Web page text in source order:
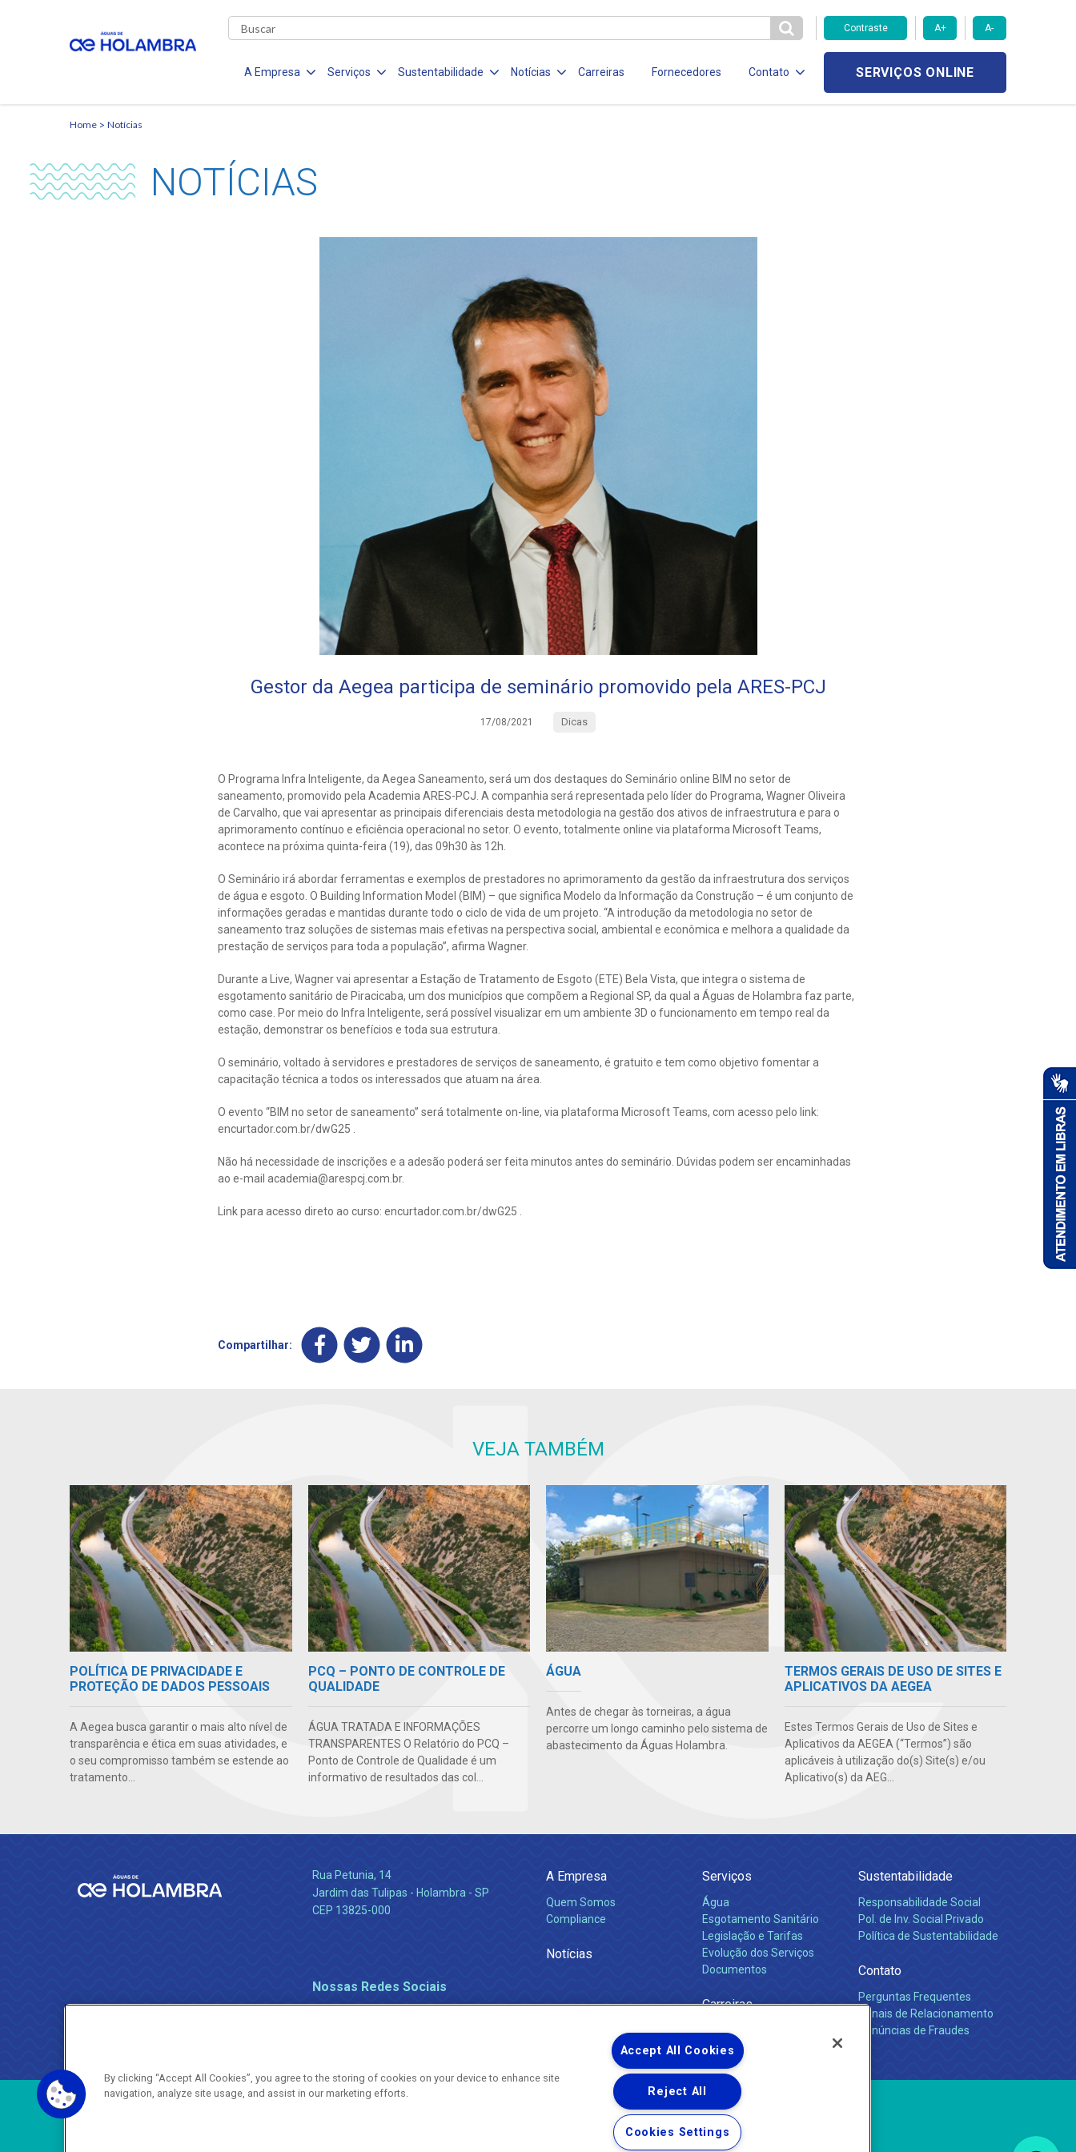
Contraste A+ A-
A Empresa Serviços Sustentabilidade Notícias Carreiras Fornecedores Contato SERVIÇOS ONLINE
Home Notícias
NOTÍCIAS
Gestor da Aegea participa de seminário promovido pela ARES-PCJ
17/08/2021 Dicas
O Programa Infra Inteligente, da Aegea Saneamento, será um dos destaques do Seminário online BIM no setor de
saneamento, promovido pela Academia ARES-PCJ. A companhia será representada pelo líder do Programa, Wagner Oliveira
de Carvalho, que vai apresentar as principais diferenciais desta metodologia na gestão dos ativos de infraestrutura e para o
aprimoramento contínuo e eficiência operacional no setor. O evento, totalmente online via plataforma Microsoft Teams,
acontece na próxima quinta-feira (19), das 09h30 às 12h.
O Seminário irá abordar ferramentas e exemplos de prestadores no aprimoramento da gestão da infraestrutura dos serviços
de água e esgoto. O Building Information Model (BIM) – que significa Modelo da Informação da Construção – é um conjunto de
informações geradas e mantidas durante todo o ciclo de vida de um projeto. “A introdução da metodologia no setor de
saneamento traz soluções de sistemas mais efetivas na perspectiva social, ambiental e econômica e melhora a qualidade da
prestação de serviços para toda a população”, afirma Wagner.
Durante a Live, Wagner vai apresentar a Estação de Tratamento de Esgoto (ETE) Bela Vista, que integra o sistema de
esgotamento sanitário de Piracicaba, um dos municípios que compõem a Regional SP, da qual a Águas de Holambra faz parte,
como case. Por meio do Infra Inteligente, será possível visualizar em um ambiente 3D o funcionamento em tempo real da
estação, demonstrar os benefícios e toda sua estrutura.
O seminário, voltado à servidores e prestadores de serviços de saneamento, é gratuito e tem como objetivo fomentar a
capacitação técnica a todos os interessados que atuam na área.
O evento “BIM no setor de saneamento” será totalmente on-line, via plataforma Microsoft Teams, com acesso pelo link:
encurtador.com.br/dwG25 .
Não há necessidade de inscrições e a adesão poderá ser feita minutos antes do seminário. Dúvidas podem ser encaminhadas
ao e-mail academia@arespcj.com.br.
Link para acesso direto ao curso: encurtador.com.br/dwG25 .
Compartilhar:
VEJA TAMBÉM
POLÍTICA DE PRIVACIDADE E
PROTEÇÃO DE DADOS PESSOAIS
A Aegea busca garantir o mais alto nível de
transparência e ética em suas atividades, e
o seu compromisso também se estende ao
tratamento...
PCQ – PONTO DE CONTROLE DE
QUALIDADE
ÁGUA TRATADA E INFORMAÇÕES
TRANSPARENTES O Relatório do PCQ –
Ponto de Controle de Qualidade é um
informativo de resultados das col...
ÁGUA
Antes de chegar às torneiras, a água
percorre um longo caminho pelo sistema de
abastecimento da Águas Holambra.
TERMOS GERAIS DE USO DE SITES E
APLICATIVOS DA AEGEA
Estes Termos Gerais de Uso de Sites e
Aplicativos da AEGEA (“Termos”) são
aplicáveis à utilização do(s) Site(s) e/ou
Aplicativo(s) da AEG...
Rua Petunia, 14
Jardim das Tulipas - Holambra - SP
CEP 13825-000
Nossas Redes Sociais
A Empresa
Quem Somos
Compliance
Notícias
Serviços
Água
Esgotamento Sanitário
Legislação e Tarifas
Evolução dos Serviços
Documentos
Carreiras
Sustentabilidade
Responsabilidade Social
Pol. de Inv. Social Privado
Política de Sustentabilidade
Contato
Perguntas Frequentes
Canais de Relacionamento
Denúncias de Fraudes
Copyright ® 2026 - Todos os Direitos Reservados.
By clicking “Accept All Cookies”, you agree to the storing of cookies on your device to enhance site
navigation, analyze site usage, and assist in our marketing efforts.
Accept All Cookies
Reject All
Cookies Settings